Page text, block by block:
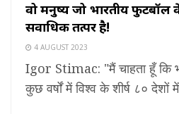
वो मनुष्य जो भारतीय
सर्वाधिक तत्पर है!
4 AUGUST 2023
Igor Stimac: "मैं चाहता हूँ कि
कुछ वर्षों में विश्व के शीर्ष ८० देशों